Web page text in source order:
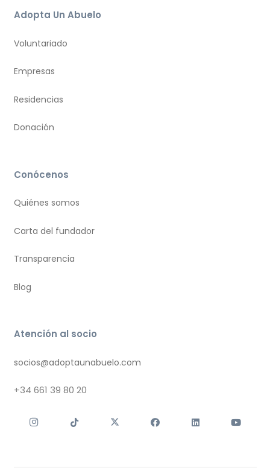
Adopta Un Abuelo
Voluntariado
Empresas
Residencias
Donación
Conócenos
Quiénes somos
Carta del fundador
Transparencia
Blog
Atención al socio
socios@adoptaunabuelo.com
+34 661 39 80 20